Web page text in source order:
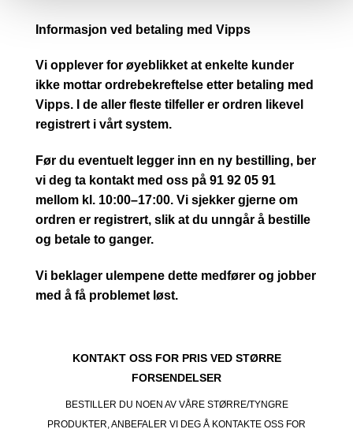
Informasjon ved betaling med Vipps
Vi opplever for øyeblikket at enkelte kunder
ikke mottar ordrebekreftelse etter betaling med
Vipps. I de aller fleste tilfeller er ordren likevel
registrert i vårt system.
Før du eventuelt legger inn en ny bestilling, ber
vi deg ta kontakt med oss på 91 92 05 91
mellom kl. 10:00–17:00. Vi sjekker gjerne om
ordren er registrert, slik at du unngår å bestille
og betale to ganger.
Vi beklager ulempene dette medfører og jobber
med å få problemet løst.
KONTAKT OSS FOR PRIS VED STØRRE
FORSENDELSER
BESTILLER DU NOEN AV VÅRE STØRRE/TYNGRE
PRODUKTER, ANBEFALER VI DEG Å KONTAKTE OSS FOR